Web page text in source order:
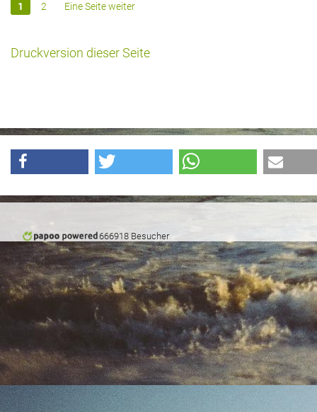
1 2 Eine Seite weiter
Druckversion dieser Seite
666918 Besucher